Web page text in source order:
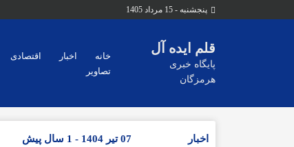
پنجشنبه - 15 مرداد 1405
قلم ایده آل
پایگاه خبری
هرمزگان
خانه اخبار اقتصادی
تصاویر
اخبار 07 تیر 1404 - 1 سال پیش